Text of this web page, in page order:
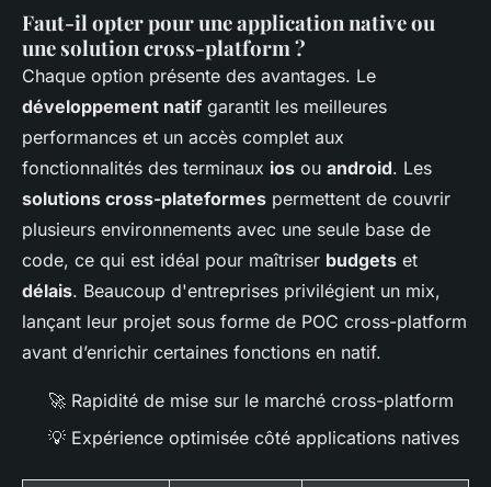
Faut-il opter pour une application native ou
une solution cross-platform ?
Chaque option présente des avantages. Le
développement natif garantit les meilleures
performances et un accès complet aux
fonctionnalités des terminaux ios ou android. Les
solutions cross-plateformes permettent de couvrir
plusieurs environnements avec une seule base de
code, ce qui est idéal pour maîtriser budgets et
délais. Beaucoup d'entreprises privilégient un mix,
lançant leur projet sous forme de POC cross-platform
avant d’enrichir certaines fonctions en natif.
🚀 Rapidité de mise sur le marché cross-platform
💡 Expérience optimisée côté applications natives